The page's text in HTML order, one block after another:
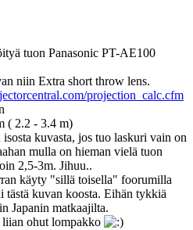
tuon Panasonic PT-AE100
niin Extra short throw lens.
projection_calc.cfm
( 2.2 - 3.4 m)
kuvasta, jos tuo laskuri vain on
mulla on hieman vielä tuon
2,5-3m. Jihuu..
käyty "sillä toisella" foorumilla
tästä kuvan koosta. Eihän tykkiä
Japanin matkaajilta.
ohut lompakko